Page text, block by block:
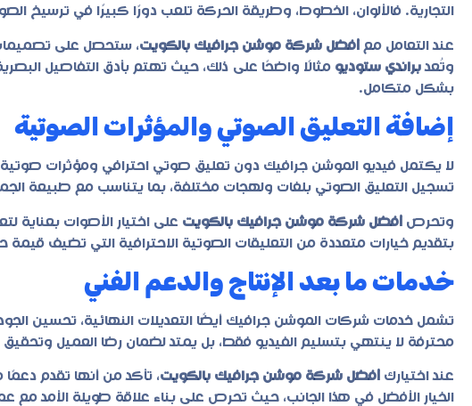
التجارية. فالألوان، الخطوط، وطريقة الحركة تلعب دورًا كبيرًا في ترسيخ
عند التعامل مع أفضل شركة موشن جرافيك بالكويت، ستحصل على
وتُعدبراندي ستوديو مثالًا واضحًا على ذلك، حيث تهتم بأدق التفاصيل
بشكل متكامل.
إضافة التعليق الصوتي والمؤثرات الصوتية
لا يكتمل فيديو الموشن جرافيك دون تعليق صوتي احترافي ومؤثرات
تسجيل التعليق الصوتي بلغات ولهجات مختلفة، بما يتناسب مع طبيعة
وتحرص أفضل شركة موشن جرافيك بالكويت على اختيار الأصوات بعناية
بتقديم خيارات متعددة من التعليقات الصوتية الاحترافية التي تضيف قيمة
خدمات ما بعد الإنتاج والدعم الفني
تشمل خدمات شركات الموشن جرافيك أيضًا التعديلات النهائية، تحسين
محترفة لا ينتهي بتسليم الفيديو فقط، بل يمتد لضمان رضا العميل وتحقيق
عند اختيارك أفضل شركة موشن جرافيك بالكويت، تأكد من أنها تقدم
الخيار الأفضل في هذا الجانب، حيث تحرص على بناء علاقة طويلة الأمد مع